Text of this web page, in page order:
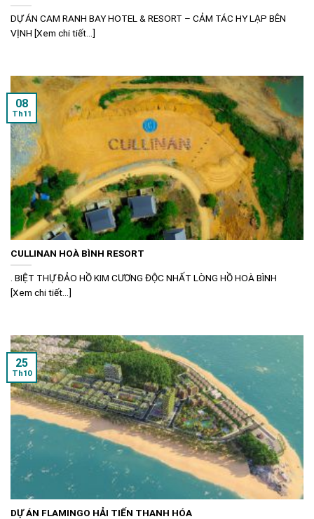
DỰ ÁN CAM RANH BAY HOTEL & RESORT – CẢM TÁC HY LẠP BÊN
VỊNH [Xem chi tiết...]
CULLINAN HOÀ BÌNH RESORT
. BIỆT THỰ ĐẢO HỒ KIM CƯƠNG ĐỘC NHẤT LÒNG HỒ HOÀ BÌNH
[Xem chi tiết...]
08
Th11
DỰ ÁN FLAMINGO HẢI TIẾN THANH HÓA
25
Th10